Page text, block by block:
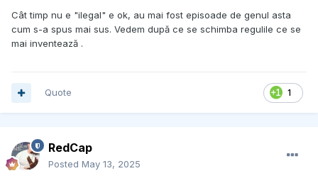
Cât timp nu e "ilegal" e ok, au mai fost episoade de genul asta
cum s-a spus mai sus. Vedem după ce se schimba regulile ce se
mai inventează .
1
Quote
RedCap
Posted May 13, 2025